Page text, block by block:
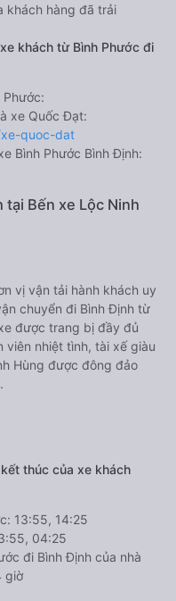
khách hàng đã trải
khách từ Bình Phước đi
xe Quốc Đạt:
quoc-dat
Bình Phước Bình Định:
tại Bến xe Lộc Ninh
vị vận tải hành khách uy
chuyển đi Bình Định từ
được trang bị đầy đủ
viên nhiệt tình, tài xế giàu
Hùng được đông đảo
thúc của xe khách
13:55, 14:25
04:25
đi Bình Định của nhà
giờ